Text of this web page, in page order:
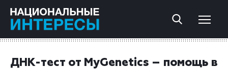
ДНК-тест от MyGenetics – помощь в